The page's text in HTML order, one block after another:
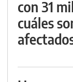
con 31
cuáles